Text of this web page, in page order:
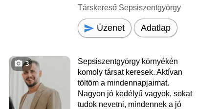
Társkereső Sepsiszentgyörgy
Üzenet Adatlap
3
Sepsiszentgyörgy környékén
komoly társat keresek. Aktívan
töltöm a mindennapjaimat.
Nagyon jó kedélyű vagyok, sokat
tudok nevetni, mindennek a jó